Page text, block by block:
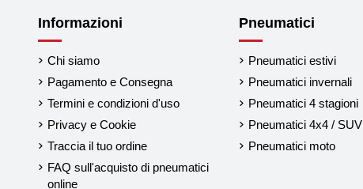
Informazioni
Chi siamo
Pagamento e Consegna
Termini e condizioni d'uso
Privacy e Cookie
Traccia il tuo ordine
FAQ sull'acquisto di pneumatici
online
Pneumatici
Pneumatici estivi
Pneumatici invernali
Pneumatici 4 stagioni
Pneumatici 4x4 / SUV
Pneumatici moto